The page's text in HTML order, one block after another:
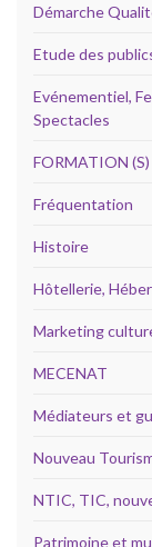
Démarche
Etude des
Evénementiel,
Spectacles
FORMATION
Fréquentation
Histoire
Hôtellerie,
Marketing
MECENAT
Médiateurs et
Nouveau
NTIC, TIC,
Patrimoine et